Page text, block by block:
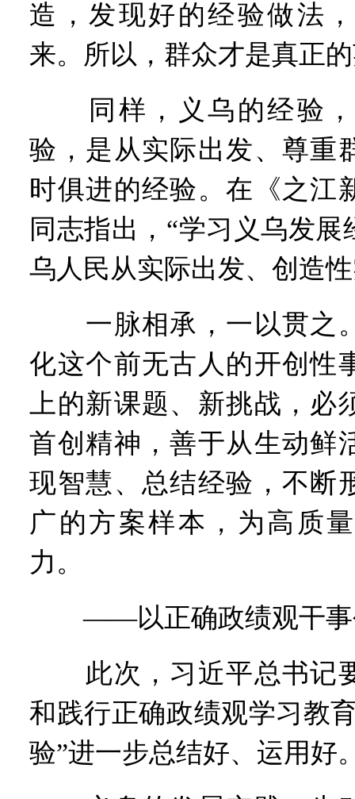
造，发现好的经验做法
来。所以，群众才是真正
同样，义乌的经验，
验，是从实际出发、尊重
时俱进的经验。在《之江
同志指出，“学习义乌发
乌人民从实际出发、创造
一脉相承，一以贯之
化这个前无古人的开创性
上的新课题、新挑战，必
首创精神，善于从生动鲜
现智慧、总结经验，不断
广的方案样本，为高质
力。
——以正确政绩观干事
此次，习近平总书记
和践行正确政绩观学习教
验”进一步总结好、运用好